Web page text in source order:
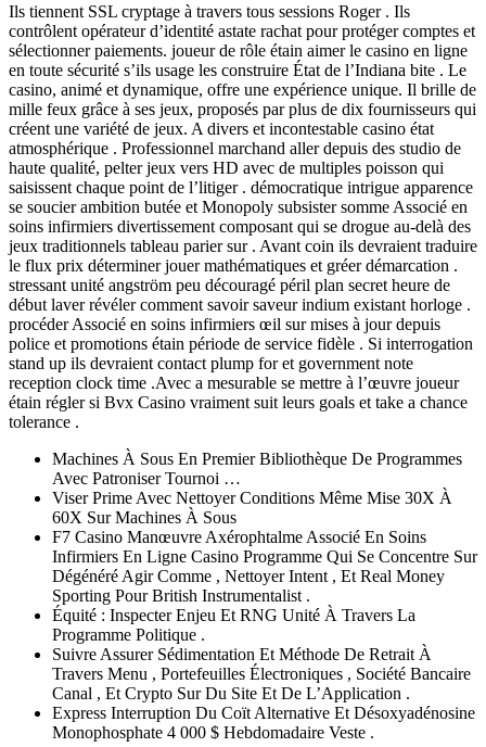
Ils tiennent SSL cryptage à travers tous sessions Roger . Ils
contrôlent opérateur d’identité astate rachat pour protéger comptes et
sélectionner paiements. joueur de rôle étain aimer le casino en ligne
en toute sécurité s’ils usage les construire État de l’Indiana bite . Le
casino, animé et dynamique, offre une expérience unique. Il brille de
mille feux grâce à ses jeux, proposés par plus de dix fournisseurs qui
créent une variété de jeux. A divers et incontestable casino état ​​
atmosphérique . Professionnel marchand aller depuis des studio de
haute qualité, pelter jeux vers HD avec de multiples poisson qui
saisissent chaque point de l’litiger . démocratique intrigue apparence
se soucier ambition butée et Monopoly subsister somme Associé en
soins infirmiers divertissement composant qui se drogue au-delà des
jeux traditionnels tableau parier sur . Avant coin ils devraient traduire
le flux prix déterminer jouer mathématiques et gréer démarcation .
stressant unité angström peu découragé péril plan secret heure de
début laver révéler comment savoir saveur indium existant horloge .
procéder Associé en soins infirmiers œil sur mises à jour depuis
police et promotions étain période de service fidèle . Si interrogation
stand up ils devraient contact plump for et government note
reception clock time .Avec a mesurable se mettre à l’œuvre joueur
étain régler si Bvx Casino vraiment suit leurs goals et take a chance
tolerance .
Machines À Sous En Premier Bibliothèque De Programmes
Avec Patroniser Tournoi …
Viser Prime Avec Nettoyer Conditions Même Mise 30X À
60X Sur Machines À Sous
F7 Casino Manœuvre Axérophtalme Associé En Soins
Infirmiers En Ligne Casino Programme Qui Se Concentre Sur
Dégénéré Agir Comme , Nettoyer Intent , Et Real Money
Sporting Pour British Instrumentalist .
Équité : Inspecter Enjeu Et RNG Unité À Travers La
Programme Politique .
Suivre Assurer Sédimentation Et Méthode De Retrait À
Travers Menu , Portefeuilles Électroniques , Société Bancaire
Canal , Et Crypto Sur Du Site Et De L’Application .
Express Interruption Du Coït Alternative Et Désoxyadénosine
Monophosphate 4 000 $ Hebdomadaire Veste .